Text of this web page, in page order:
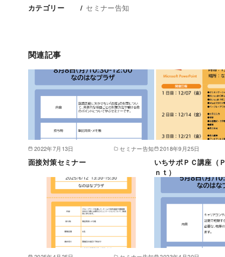
カテゴリー セミナー告知
関連記事
2022年7月13日 セミナー告知
面接対策セミナー
2018年9月25日
いちサポＰＣ講座（
ｎｔ）